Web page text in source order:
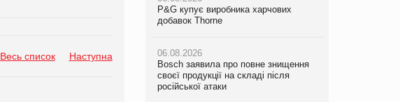
Весь список Наступна
P&G купує виробника харчових
добавок Thorne
06.08.2026
Bosch заявила про повне знищення
своєї продукції на складі після
російської атаки
у VARUS з’явилися новинки від ТМ
ТОКЕРИ
P&G купує виробника харчових
добавок Thorne
06.08.2026
Bosch заявила про повне знищення
своєї продукції на складі після
російської атаки